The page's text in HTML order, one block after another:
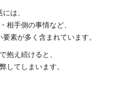
には、
相手側の事情など、
素が多く含まれています。
抱え続けると、
してしまいます。